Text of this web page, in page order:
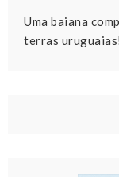
Uma baiana
terras